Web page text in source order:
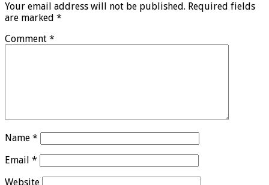
Your email address will not be published. Required fields
are marked *
Comment *
Name *
Email *
Website